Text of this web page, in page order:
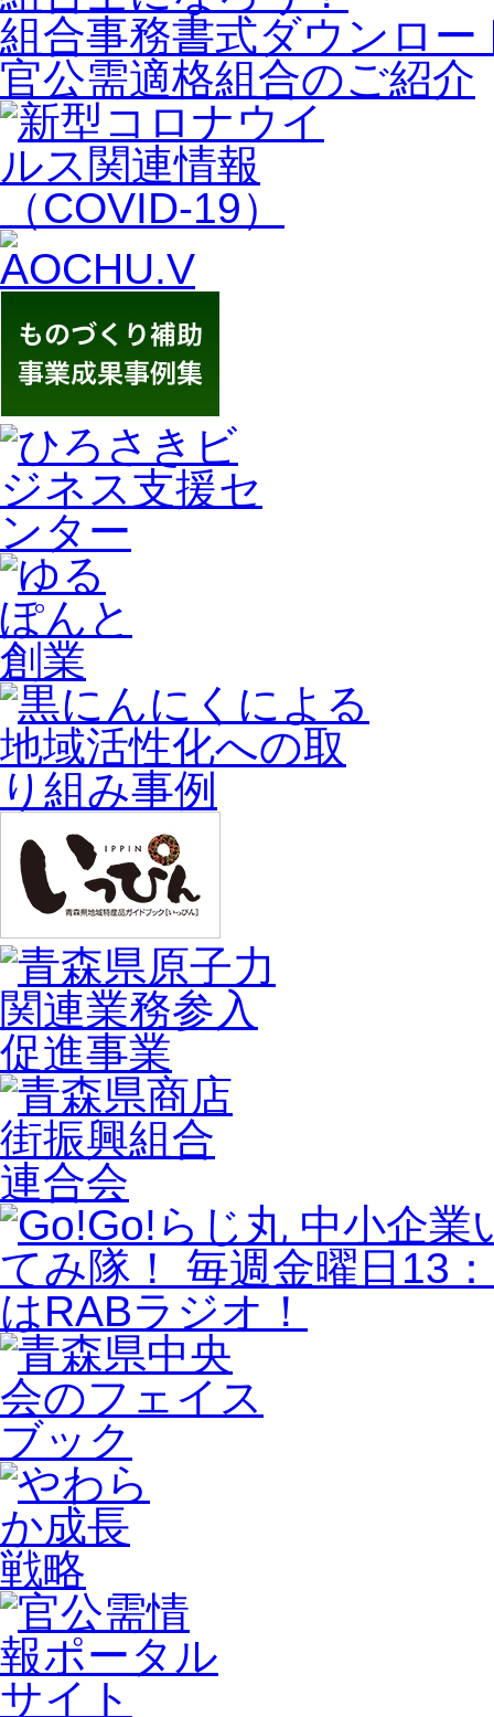
組合事務書式ダウンロー
官公需適格組合のご紹介